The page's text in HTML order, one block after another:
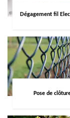
Dégagement fil
Pose de